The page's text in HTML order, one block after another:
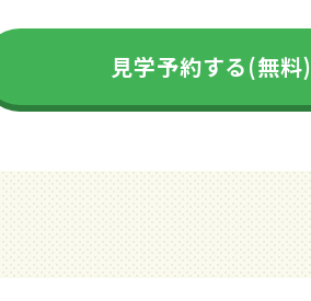
見学予約する(無料)